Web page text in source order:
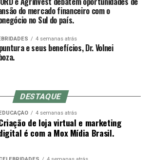
e Distribuidoras de Títulos e
Câmbio e Mercadorias) se
É também reconhecida pela
iniciativas educacionais e, por conta de
processos e constantes
e de capitais como Entidade
Commodities
é referência em inteligência de
de risco para o agronegócio brasileiro,
por inserir a agulha em um
à mão livre até a profundidade
é possível com o mandril (a
do mandril e da agulha é
inserir da agulha no primeiro
; pinyin: dé qì; “chegada de qi”) se
sensação de torpor, distensão ou
no local da agulha. Se essa
do mercado financeiro com o
no Sul do país.
4 semanas atrás
e seus benefícios, Dr. Volnei
DESTAQUE
4 semanas atrás
de loja virtual e marketing
é com a Mox Mídia Brasil.